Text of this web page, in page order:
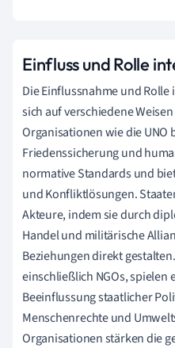
Einfluss und Rolle
Die Einflussnahme und
sich auf verschiedene
Organisationen wie die UNO
Friedenssicherung und
normative Standards und
und Konfliktlösungen.
Akteure, indem sie durch
Handel und militärische
Beziehungen direkt
einschließlich NGOs, spielen
Beeinflussung staatlicher
Menschenrechte und
Organisationen stärken die